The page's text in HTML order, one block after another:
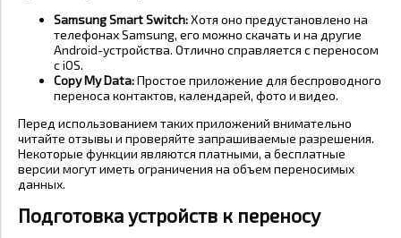
Samsung Smart Switch:Хотя оно предустановлено на
телефонах Samsung, его можно скачать и на другие
Android-устройства. Отлично справляется с переносом
с iOS.
Copy My Data:Простое приложение для беспроводного
переноса контактов, календарей, фото и видео.
Перед использованием таких приложений внимательно
читайте отзывы и проверяйте запрашиваемые разрешения.
Некоторые функции являются платными, а бесплатные
версии могут иметь ограничения на объем переносимых
данных.
Подготовка устройств к переносу